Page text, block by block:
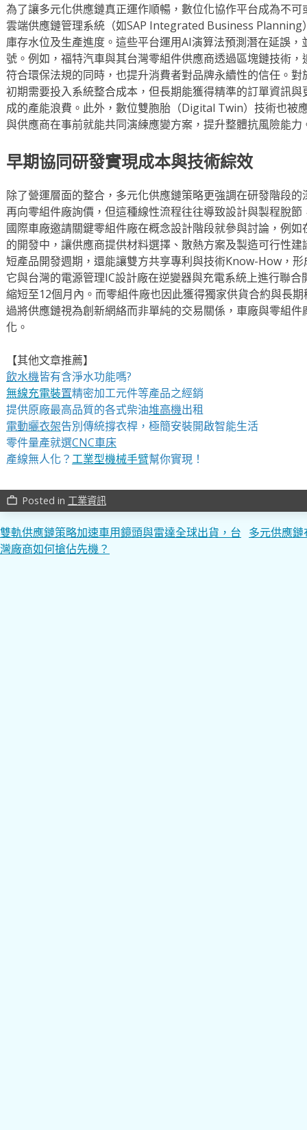
為了讓多元化供應鏈真正運作順暢，數位化協作平台成為不
雲端供應鏈管理系統（如SAP Integrated Business Planning
庫存水位及生產進度。這些平台運用AI演算法預測潛在延誤
號。例如，福特汽車與其台灣零組件供應商透過區塊鏈技術
符合環保法規的同時，也提升消費者對品牌永續性的信任。
初期需要投入系統整合成本，但長期能獲得精準的訂單資訊
成的產能浪費。此外，數位雙胞胎（Digital Twin）技術也被
與供應商在事前就能共同演練應變方案，提升整體抗風險能力
早期協同研發實現成本與技術綜效
除了營運層面的整合，多元化供應鏈策略更強調在研發階段
再向零組件廠詢價，但這種線性流程往往導致設計與製程脫
國際車廠邀請關鍵零組件廠在概念設計階段就參與討論，例
的開發中，讓供應商提供材料選擇、散熱方案及製造可行性
短產品開發週期，還能讓雙方共享專利與技術Know-How，
它與台灣的電源管理IC設計廠在逆變器與充電系統上進行聯
縮短至12個月內。而零組件廠也因此獲得獨家供貨合約與長
過將供應鏈視為創新網絡而非單純的交易關係，車廠與零組
化。
【其他文章推薦】
飲水機皆有含淨水功能嗎?
無線充電裝置精密加工元件等產品之經銷
提供原廠最高品質的各式柴油堆高機出租
電動曬衣架告別傳統撐衣桿，極簡安裝開啟智能生活
零件量產就選CNC車床
產線無人化？工業型機械手臂幫你實現！
work_outline Posted in 工業資訊
文
章
雙軌供應鏈策略加速車用鏡頭與雷達全球出貨，台
灣廠商如何搶佔先機？
多元供應